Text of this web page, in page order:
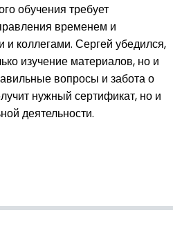
обучения требует
временем и
и коллегами. Сергей убедился,
изучение материалов, но и
вопросы и забота о
нужный сертификат, но и
деятельности.